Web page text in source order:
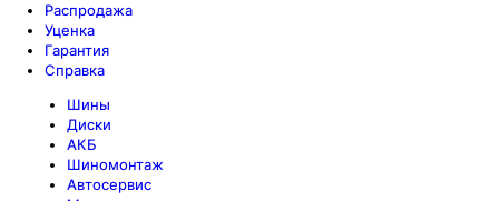
Распродажа
Уценка
Гарантия
Справка
Шины
Диски
АКБ
Шиномонтаж
Автосервис